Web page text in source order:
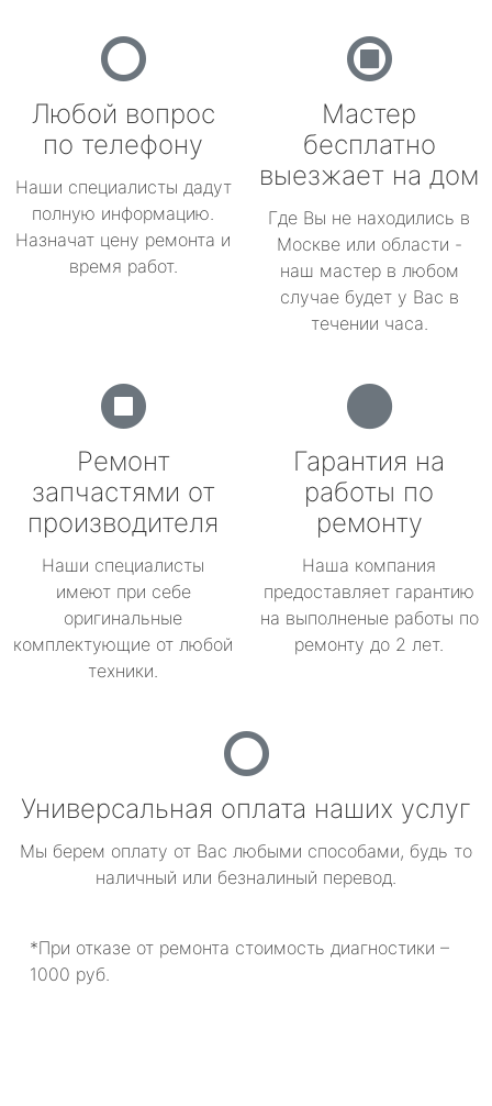
Любой вопрос
по телефону
Наши специалисты дадут
полную информацию.
Назначат цену ремонта и
время работ.
Мастер
бесплатно
выезжает на дом
Где Вы не находились в
Москве или области -
наш мастер в любом
случае будет у Вас в
течении часа.
Ремонт
запчастями от
производителя
Наши специалисты
имеют при себе
оригинальные
комплектующие от любой
техники.
Гарантия на
работы по
ремонту
Наша компания
предоставляет гарантию
на выполненые работы по
ремонту до 2 лет.
Универсальная оплата наших услуг
Мы берем оплату от Вас любыми способами, будь то
наличный или безналиный перевод.
*При отказе от ремонта стоимость диагностики –
1000 руб.